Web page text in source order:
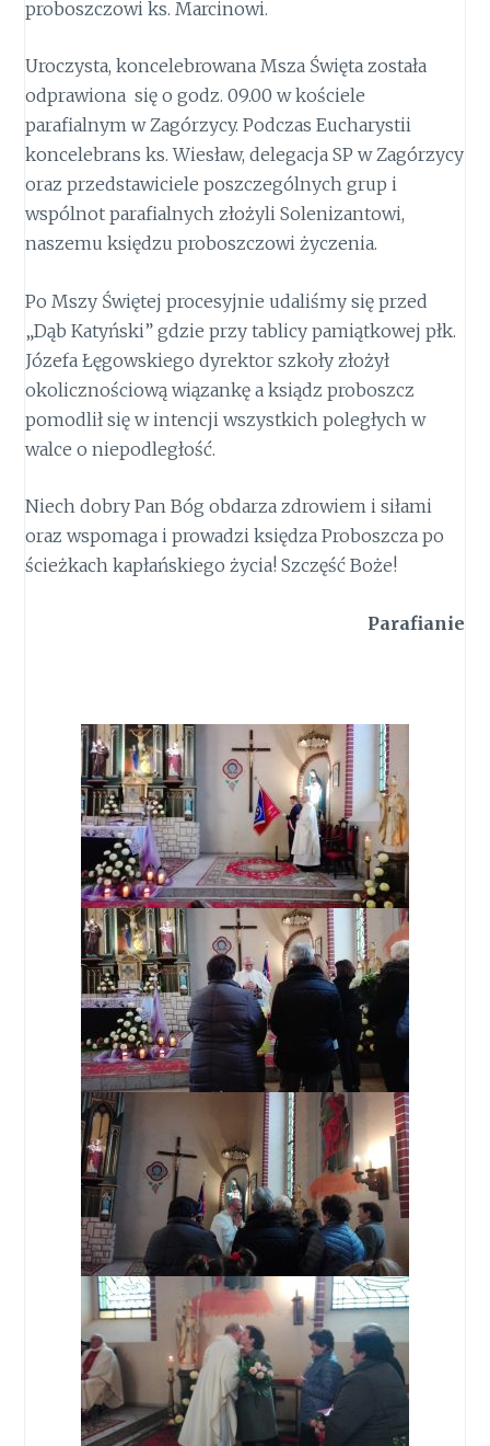
proboszczowi ks. Marcinowi.
Uroczysta, koncelebrowana Msza Święta została
odprawiona się o godz. 09.00 w kościele
parafialnym w Zagórzycy. Podczas Eucharystii
koncelebrans ks. Wiesław, delegacja SP w Zagórzycy
oraz przedstawiciele poszczególnych grup i
wspólnot parafialnych złożyli Solenizantowi,
naszemu księdzu proboszczowi życzenia.
Po Mszy Świętej procesyjnie udaliśmy się przed
„Dąb Katyński” gdzie przy tablicy pamiątkowej płk.
Józefa Łęgowskiego dyrektor szkoły złożył
okolicznościową wiązankę a ksiądz proboszcz
pomodlił się w intencji wszystkich poległych w
walce o niepodległość.
Niech dobry Pan Bóg obdarza zdrowiem i siłami
oraz wspomaga i prowadzi księdza Proboszcza po
ścieżkach kapłańskiego życia! Szczęść Boże!
Parafianie